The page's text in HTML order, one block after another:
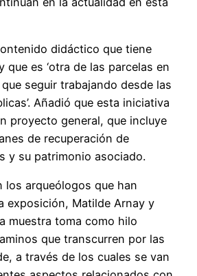
didáctico que tiene
que es ‘otra de las parcelas en
seguir trabajando desde las
Añadió que esta iniciativa
proyecto general, que incluye
de recuperación de
y su patrimonio asociado.
los arqueólogos que han
exposición, Matilde Arnay y
muestra toma como hilo
que transcurren por las
a través de los cuales se van